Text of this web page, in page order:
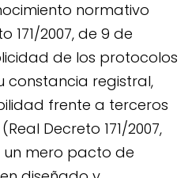
normativo
171/2007, de 9 de
de los protocolos
constancia registral,
frente a terceros
Decreto 171/2007,
un mero pacto de